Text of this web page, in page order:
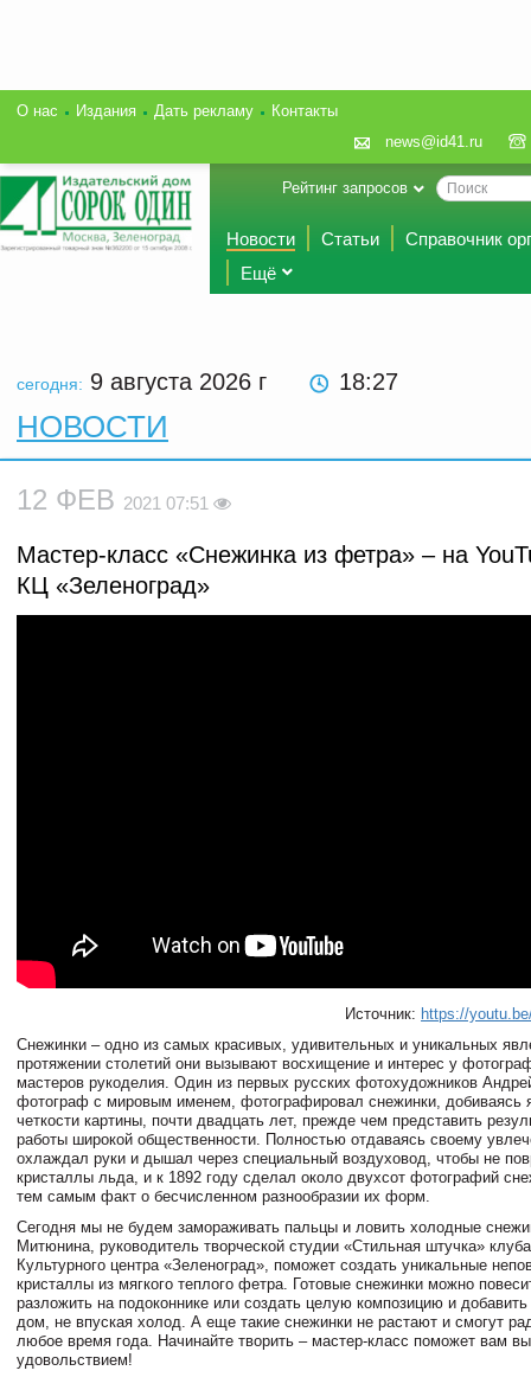
О нас Издания Дать рекламу
Контакты
news@id41.ru
Рейтинг запросов
Новости Статьи
Справочник
Ещё
сегодня: 9 августа 2026 г 18:27
НОВОСТИ
12 ФЕВ 2021 07:51
Мастер-класс «Снежинка из фетра» – на
КЦ «Зеленоград»
Источник: https://
Снежинки – одно из самых красивых, удивительных и уникальных
протяжении столетий они вызывают восхищение и интерес у
мастеров рукоделия. Один из первых русских фотохудожников
фотограф с мировым именем, фотографировал снежинки, добиваясь
четкости картины, почти двадцать лет, прежде чем представить
работы широкой общественности. Полностью отдаваясь своему
охлаждал руки и дышал через специальный воздуховод, чтобы не
кристаллы льда, и к 1892 году сделал около двухсот фотографий
тем самым факт о бесчисленном разнообразии их форм.
Сегодня мы не будем замораживать пальцы и ловить холодные
Митюнина, руководитель творческой студии «Стильная штучка»
Культурного центра «Зеленоград», поможет создать уникальные
кристаллы из мягкого теплого фетра. Готовые снежинки можно
разложить на подоконнике или создать целую композицию и
дом, не впуская холод. А еще такие снежинки не растают и смогут
любое время года. Начинайте творить – мастер-класс поможет вам
удовольствием!